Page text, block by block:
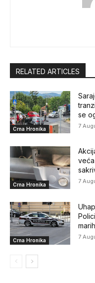
RELATED ARTICLES
Crna Hronika
se
7
Crna Hronika 7
Crna Hronika 7